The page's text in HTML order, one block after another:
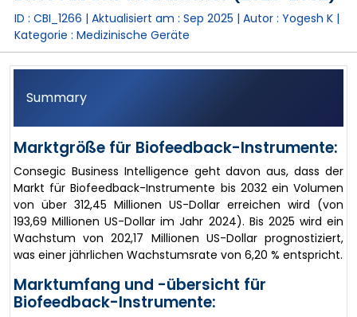
Finanzdienstleistungen und Versicherungen
• Energie und Strom
•
• Fallstudien
ID : CBI_1266 | Aktualisiert am : Sep 2025 | Autor : Yogesh K|
Kategorie : Medizinische Geräte
Summary
Marktgröße für Biofeedback-Instrumente:
Consegic Business Intelligence geht davon aus, dass der
Markt für Biofeedback-Instrumente bis 2032 ein Volumen
von über 312,45 Millionen US-Dollar erreichen wird (von
193,69 Millionen US-Dollar im Jahr 2024). Bis 2025 wird ein
Wachstum von 202,17 Millionen US-Dollar prognostiziert,
was einer jährlichen Wachstumsrate von 6,20 % entspricht.
Marktumfang und -übersicht für
Biofeedback-Instrumente: